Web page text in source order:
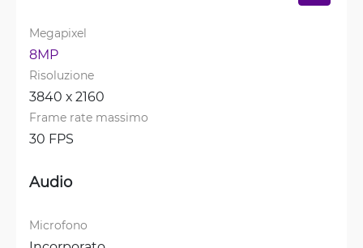
Megapixel
8MP
Risoluzione
3840 х 2160
Frame rate massimo
30 FPS
Audio
Microfono